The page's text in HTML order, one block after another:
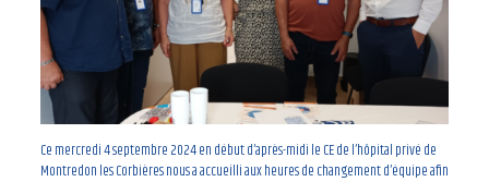
Ce mercredi 4 septembre 2024 en début d’après-midi le CE de l’hôpital privé de
Montredon les Corbières nous a accueilli aux heures de changement d’équipe afin